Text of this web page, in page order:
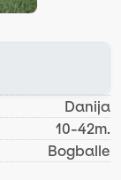
Danija
10-42m.
Bogballe